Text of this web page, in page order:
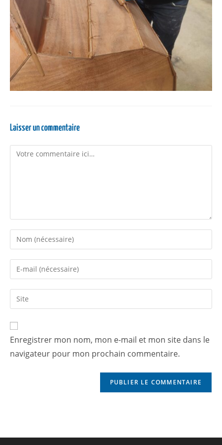
Laisser un commentaire
Enregistrer mon nom, mon e-mail et mon site dans le
navigateur pour mon prochain commentaire.